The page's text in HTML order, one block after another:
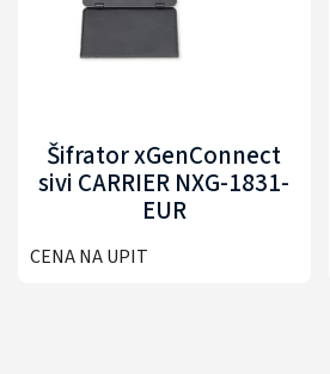
Šifrator xGenConnect
sivi CARRIER NXG-1831-
EUR
CENA NA UPIT